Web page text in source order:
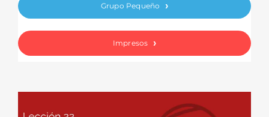
Grupo Pequeño
Impresos